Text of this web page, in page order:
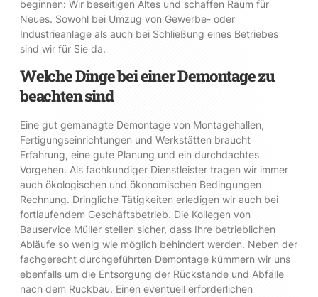
beginnen: Wir beseitigen Altes und schaffen Raum für
Neues. Sowohl bei Umzug von Gewerbe- oder
Industrieanlage als auch bei Schließung eines Betriebes
sind wir für Sie da.
Welche Dinge bei einer Demontage zu
beachten sind
Eine gut gemanagte Demontage von Montagehallen,
Fertigungseinrichtungen und Werkstätten braucht
Erfahrung, eine gute Planung und ein durchdachtes
Vorgehen. Als fachkundiger Dienstleister tragen wir immer
auch ökologischen und ökonomischen Bedingungen
Rechnung. Dringliche Tätigkeiten erledigen wir auch bei
fortlaufendem Geschäftsbetrieb. Die Kollegen von
Bauservice Müller stellen sicher, dass Ihre betrieblichen
Abläufe so wenig wie möglich behindert werden. Neben der
fachgerecht durchgeführten Demontage kümmern wir uns
ebenfalls um die Entsorgung der Rückstände und Abfälle
nach dem Rückbau. Einen eventuell erforderlichen